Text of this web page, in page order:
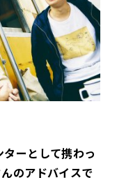
ーとして携わっ
のアドバイスで